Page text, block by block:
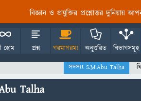
বিজ্ঞান ও প্রযুক্তির প্রশ্নোত্তর দুনিয়ায়
হোম প্রশ্ন গরমাগরম! অনুত্তরিত বিভাগসমূহ
সদস্যঃ S.M.Abu Talha
Talha